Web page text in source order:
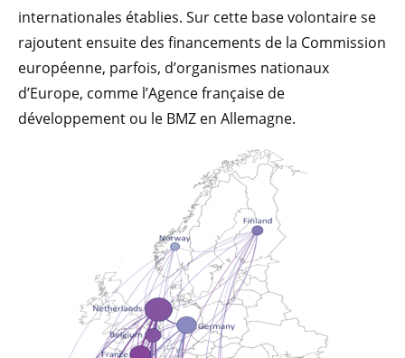
internationales établies. Sur cette base volontaire se
rajoutent ensuite des financements de la Commission
européenne, parfois, d’organismes nationaux
d’Europe, comme l’Agence française de
développement ou le BMZ en Allemagne.